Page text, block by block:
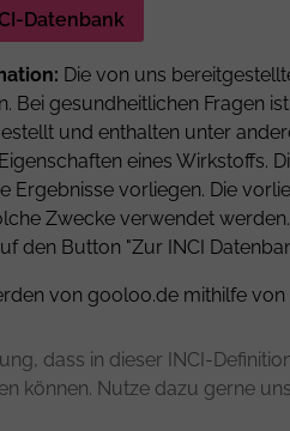
Datenbank
Die von uns
Bei gesundheitlichen Fragen
und enthalten unter
eines Wirkstoffs.
Ergebnisse vorliegen. Die
Zwecke verwendet
den Button "Zur INCI
von gooloo.de mithilfe
dass in dieser INCI-
können. Nutze dazu gerne